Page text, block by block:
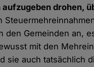
drohen,
den Gemeinden an,
mit den
sie auch tatsächlich